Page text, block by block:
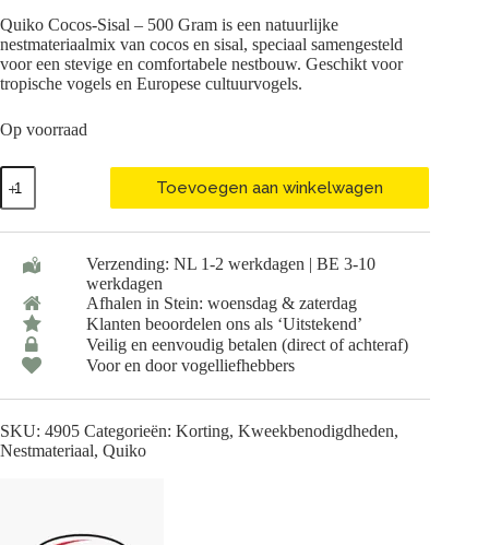
was:
€ 8,99.
is:
€ 7,99.
Quiko Cocos-Sisal – 500 Gram is een natuurlijke
nestmateriaalmix van cocos en sisal, speciaal samengesteld
voor een stevige en comfortabele nestbouw. Geschikt voor
tropische vogels en Europese cultuurvogels.
Op voorraad
Quiko
Cocos-
Sisal
-
Gram
Toevoegen aan winkelwagen
Verzending: NL 1-2 werkdagen | BE 3-10
werkdagen
Afhalen in Stein: woensdag & zaterdag
Klanten beoordelen ons als ‘Uitstekend’
Veilig en eenvoudig betalen (direct of achteraf)
Voor en door vogelliefhebbers
SKU: 4905 Categorieën: Korting, Kweekbenodigdheden,
Nestmateriaal, Quiko